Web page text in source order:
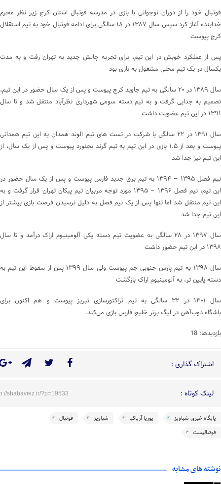
فوتبال خود را از دوران نوجوانی با بازی در مدرسه فوتبال استان کرج زیر نظر محرم
خدابنده آغاز کرد سپس سال ۱۳۸۷ در ۱۸ سالگی برای ادامه فوتبال خود به تیم استقلال
کرج پیوست
پس از عملکرد خوبش در این تیم، برای تجربه چالش جدید به تهران رفت و به مدت
یکسال در یک تیم محلی مشغول به بازی بود
سال ۱۳۸۹ در ۲۰ سالگی به تیم جاوید کرج پیوست و پس از یک سال حضور در این تیم،‌
تصمیم به جدایی گرفت و به تیم دسته سومی شهرداری نظرآباد منتقل شد و تا سال
۱۳۹۱ در این تیم عضویت داشت
سال ۱۳۹۱ در ۲۲ سالگی با شرکت در تست های تیم الوند همدان به این تیم همدانی
پیوست و بعد از ۱.۵ بازی در این تیم به تیم گرند بجنورد پیوست و پس از یک سال، از
این تیم نیز جدا شد
نیم فصل ۱۳۹۵ – ۱۳۹۴ به تیم برق جدید فارس پیوست و پس از یک سال حضور در
این تیم، نیم فصل ۱۳۹۶ – ۱۳۹۵ مورد توجه مربیان تیم پیکان تهران قرار گرفت و به
این تیم منتقل شد اما تنها پس از یک نیم فصل به دلیل نرسیدن فرصت بازی بیشتر از
این تیم جدا شد
سال ۱۳۹۷ در ۲۸ سالگی به عضویت تیم دسته یکی آلومینیوم اراک درآمد و تا سال
۱۳۹۸ در این تیم حضور داشت
سال ۱۳۹۸ به تیم پارس جنوبی جم پیوست ولی سال ۱۳۹۹ پس از سقوط این تیم به
دسته پایین تر، به آلومینیوم اراک‌ بازگشت
سال ۱۴۰۱ در ۳۲ سالگی به تیم ‌تراکتورسازی تبریز پیوست و هم اکنون برای
باشگاه ذوب‌آهن در لیگ برتر خلیج فارس بازی می‌کند.
بازدیدها: 18
اشتراک گذاری :
لینک کوتاه : shabaveiz.ir/?p=19533
پایگاه خبری شباویز پوریا آریاکیا شباویز
فوتبال
فوتبالیست
نوشته های مشابه